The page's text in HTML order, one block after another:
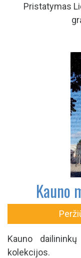
Pristatymas
Kauno
Kauno
kolekcijos.